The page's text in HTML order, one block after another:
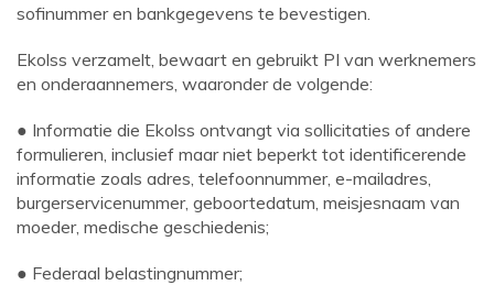
sofinummer en bankgegevens te bevestigen.
Ekolss verzamelt, bewaart en gebruikt PI van werknemers
en onderaannemers, waaronder de volgende:
● Informatie die Ekolss ontvangt via sollicitaties of andere
formulieren, inclusief maar niet beperkt tot identificerende
informatie zoals adres, telefoonnummer, e-mailadres,
burgerservicenummer, geboortedatum, meisjesnaam van
moeder, medische geschiedenis;
● Federaal belastingnummer;